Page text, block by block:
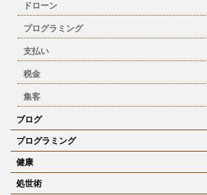
ドローン
プログラミング
支払い
税金
集客
ブログ
プログラミング
健康
処世術